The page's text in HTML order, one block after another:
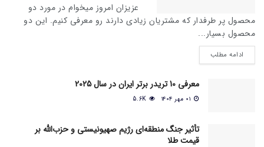
عزیزان امروز میخوام در مورد دو
محصول پر طرفدار که مشتریان زیادی دارند رو معرفی کنیم. این دو
محصول بسیار...
ادامه مطلب
معرفی 10 تریدر برتر ایران در سال 2025
5.6K
تأثیر جنگ منطقه‌ای رژیم صهیونیستی و حزب‌الله بر
قیمت طلا